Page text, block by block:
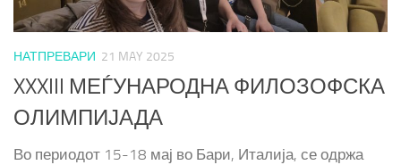
НАТПРЕВАРИ 21 MAY 2025
XXXIII МЕЃУНАРОДНА ФИЛОЗОФСКА
ОЛИМПИЈАДА
Во периодот 15-18 мај во Бари, Италија, се одржа